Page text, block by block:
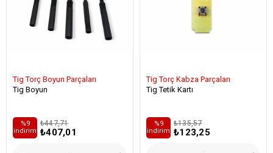
Tig Torç Boyun Parçaları
Tig Boyun
₺407,01
₺447,71
%9
i̇ndirim
Tig Torç Kabza Parçaları
Tig Tetik Kartı
₺123,25
₺135,57
%9
i̇ndirim